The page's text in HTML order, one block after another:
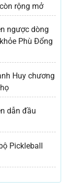
rộng mở
ngược dòng
Phù Đổng
Huy chương
dẫn đầu
Pickleball